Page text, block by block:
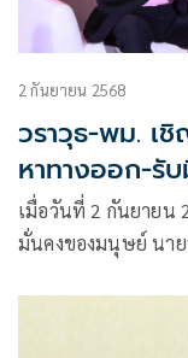
2 กันยายน 2568
วราวุธ-พม. เ
หาทางออก-รั
โครงสร้างปร
พลาด 17-18
เมื่อวันที่ 2 กันยายน
มั่นคงของมนุษย์ นาย